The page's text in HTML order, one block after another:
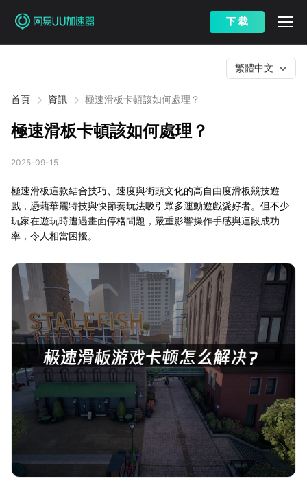
下 载
首頁 資訊 極速滑板卡頓該如何處理？
繁體中文
極速滑板卡頓該如何處理？
2025-09-15
極速滑板這款結合技巧、速度與街頭文化的高自由度滑板競技遊
戲，憑藉華麗特技與快節奏玩法吸引眾多運動遊戲愛好者。但不少
玩家在遊玩時遭遇畫面停格問題，嚴重影響操作手感與連段成功
率，令人相當困擾。